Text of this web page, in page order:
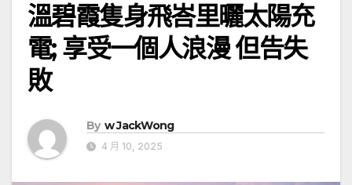
溫碧霞隻身飛峇里曬太陽充
電; 享受一個人浪漫 但告失
敗
By w JackWong
4 月 10, 2025